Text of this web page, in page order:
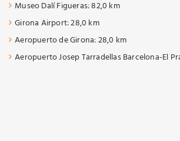
Museo Dalí Figueras: 82,0 km
Girona Airport: 28,0 km
Aeropuerto de Girona: 28,0 km
Aeropuerto Josep Tarradellas Barcelona-El